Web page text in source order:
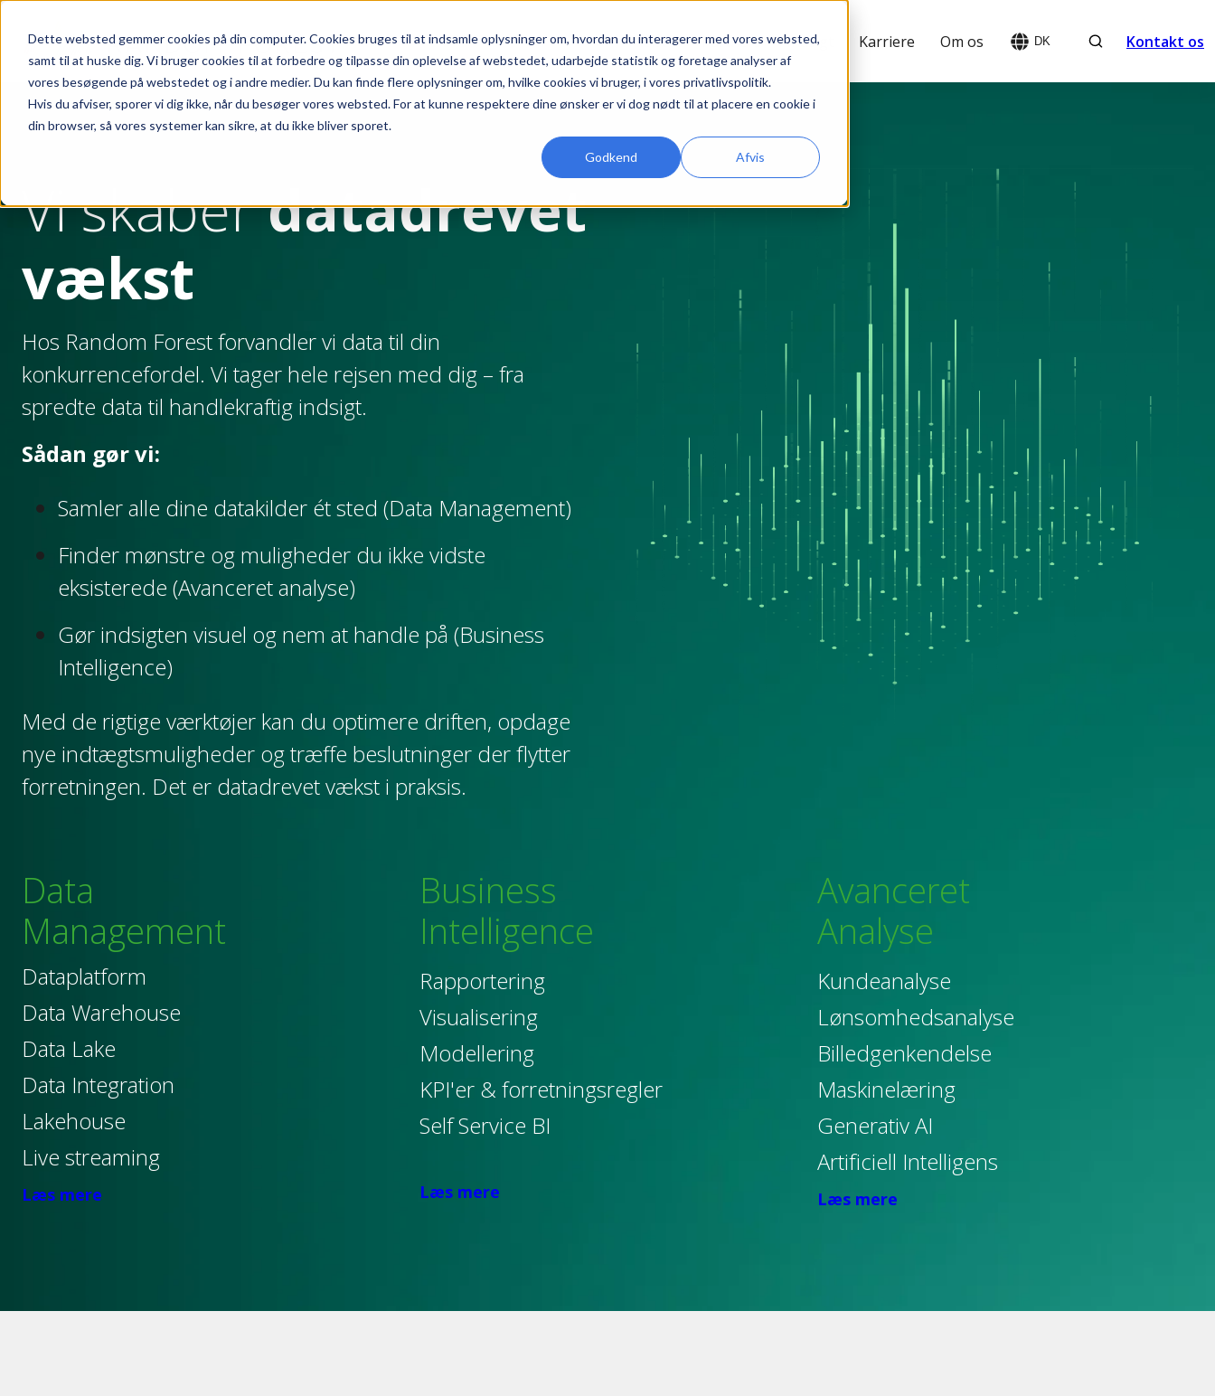
Dette websted gemmer cookies på din computer. Cookies bruges til at indsamle oplysninger om, hvordan du interagerer med vores websted,
samt til at huske dig. Vi bruger cookies til at forbedre og tilpasse din oplevelse af webstedet, udarbejde statistik og foretage analyser af
vores besøgende på webstedet og i andre medier. Du kan finde flere oplysninger om, hvilke cookies vi bruger, i vores privatlivspolitik.
Hvis du afviser, sporer vi dig ikke, når du besøger vores websted. For at kunne respektere dine ønsker er vi dog nødt til at placere en cookie i
din browser, så vores systemer kan sikre, at du ikke bliver sporet.
Godkend Afvis
Ydelser
Partners Indsigt Karriere Om os DK Kontakt os
Vi skaberdatadrevet
vækst
Hos Random Forest forvandler vi data til din
konkurrencefordel. Vi tager hele rejsen med dig – fra
spredte data til handlekraftig indsigt.
Sådan gør vi:
Samler alle dine datakilder ét sted (Data Management)
Finder mønstre og muligheder du ikke vidste
eksisterede (Avanceret analyse)
Gør indsigten visuel og nem at handle på (Business
Intelligence)
Med de rigtige værktøjer kan du optimere driften, opdage
nye indtægtsmuligheder og træffe beslutninger der flytter
forretningen. Det er datadrevet vækst i praksis.
Data
Management
Dataplatform
Data Warehouse
Data Lake
Data Integration
Lakehouse
Live streaming
Læs mere
Business
Intelligence
Rapportering
Visualisering
Modellering
KPI'er & forretningsregler
Self Service BI
Læs mere
Avanceret
Analyse
Kundeanalyse
Lønsomhedsanalyse
Billedgenkendelse
Maskinelæring
Generativ AI
Artificiell Intelligens
Læs mere